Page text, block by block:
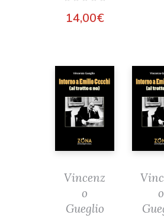
14,00€
Vincenz
o
Gueglio
o